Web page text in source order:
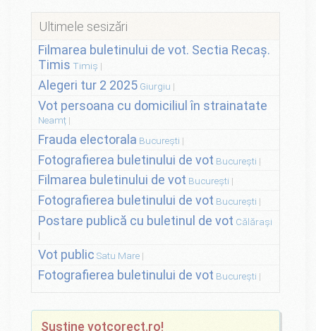
Ultimele sesizări
Filmarea buletinului de vot. Sectia Recaș.
Timis Timiș
Alegeri tur 2 2025 Giurgiu
Vot persoana cu domiciliul în strainatate
Neamț
Frauda electorala București
Fotografierea buletinului de vot București
Filmarea buletinului de vot București
Fotografierea buletinului de vot București
Postare publică cu buletinul de vot Călărași
Vot public Satu Mare
Fotografierea buletinului de vot București
Susține votcorect.ro!